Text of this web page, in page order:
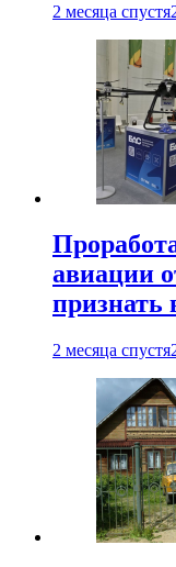
2 месяца спустя
авиации
признать
2 месяца спустя